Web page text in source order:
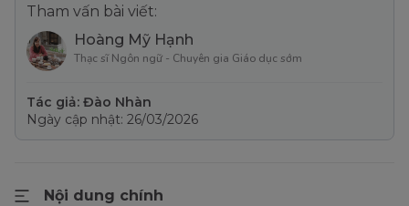
Tham vấn bài viết:
Hoàng Mỹ Hạnh
Thạc sĩ Ngôn ngữ - Chuyên gia Giáo dục sớm
Tác giả: Đào Nhàn
Ngày cập nhật: 26/03/2026
Nội dung chính